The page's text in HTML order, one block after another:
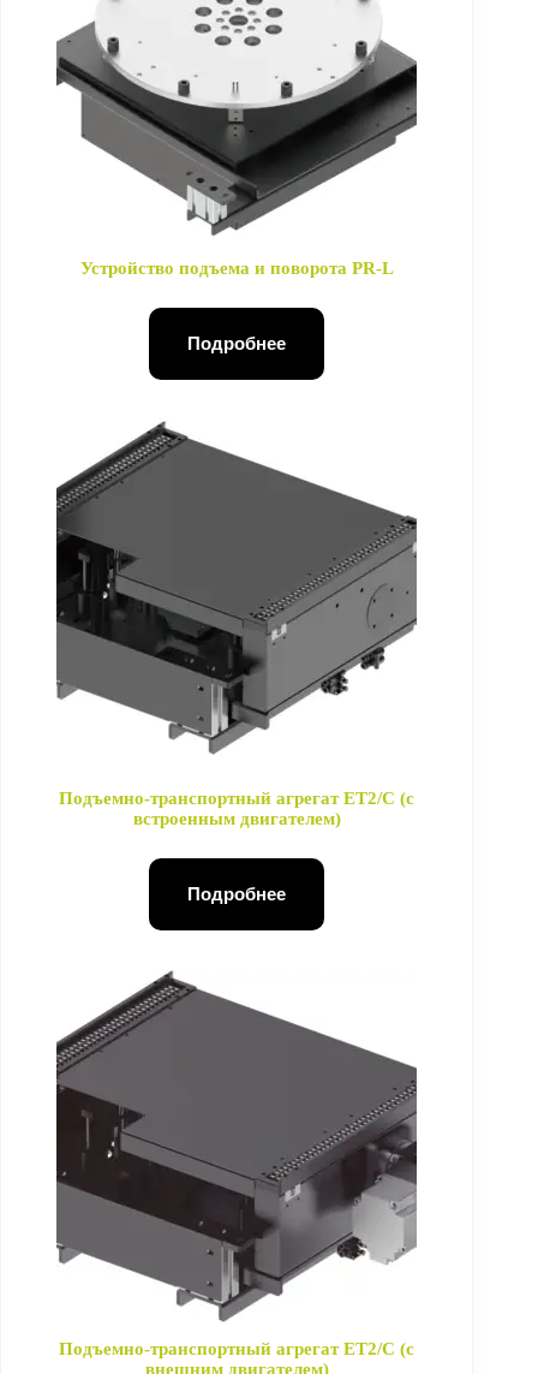
Устройство подъема и поворота PR-L
Подробнее
Подъемно-транспортный агрегат ET2/C (с
встроенным двигателем)
Подробнее
Подъемно-транспортный агрегат ET2/C (с
внешним двигателем)